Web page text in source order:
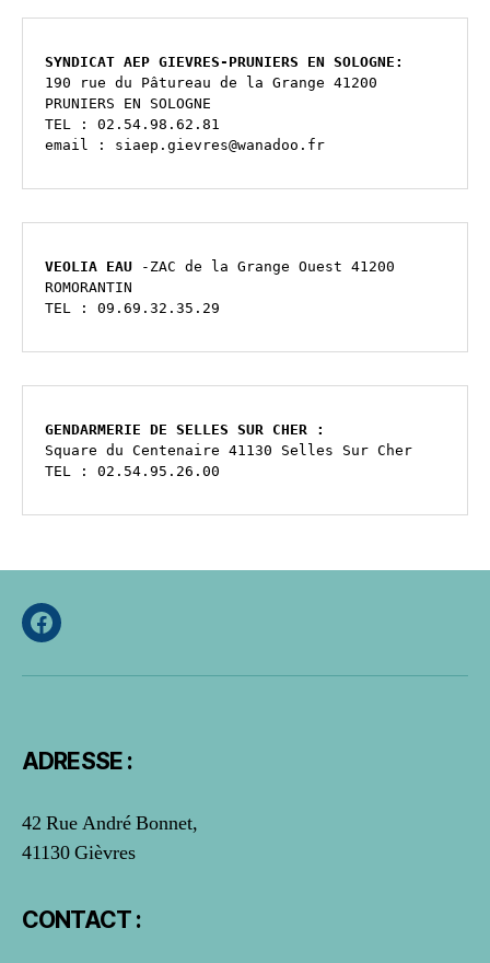
SYNDICAT AEP GIEVRES-PRUNIERS EN SOLOGNE:
190 rue du Pâtureau de la Grange 41200
PRUNIERS EN SOLOGNE
TEL : 02.54.98.62.81
email : siaep.gievres@wanadoo.fr
VEOLIA EAU -ZAC de la Grange Ouest 41200
ROMORANTIN
TEL : 09.69.32.35.29
GENDARMERIE DE SELLES SUR CHER :
Square du Centenaire 41130 Selles Sur Cher
TEL : 02.54.95.26.00
Facebook
ADRESSE :
42 Rue André Bonnet,
41130 Gièvres
CONTACT :